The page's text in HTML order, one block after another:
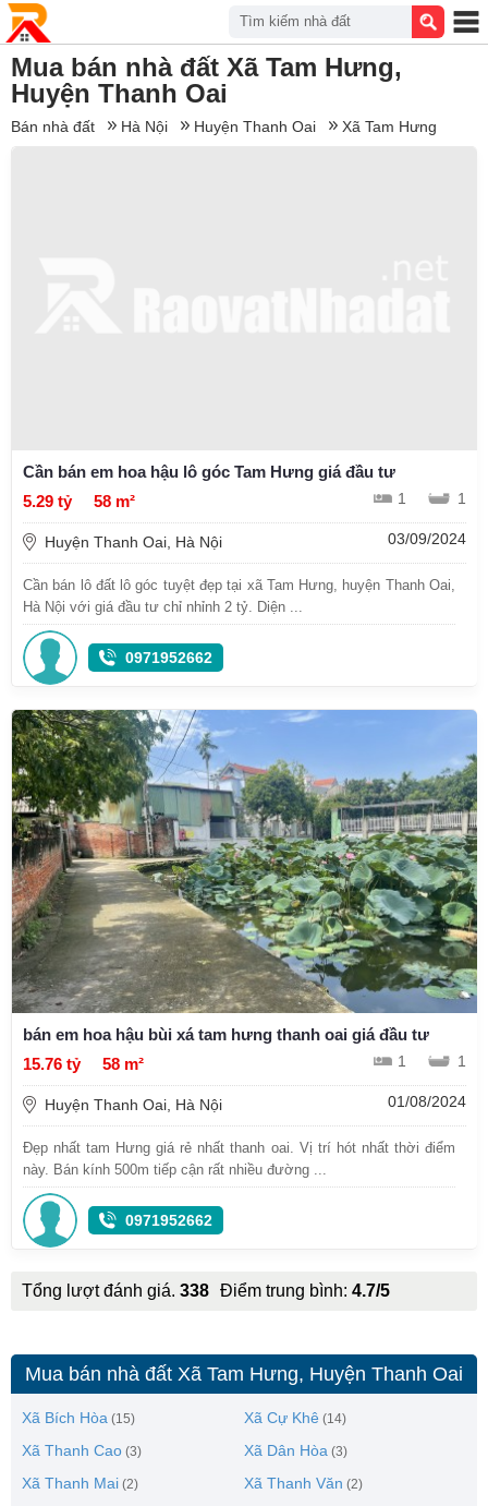
Mua bán nhà đất Xã Tam Hưng,
Huyện Thanh Oai
Bán nhà đất Hà Nội Huyện Thanh Oai Xã Tam Hưng
Cần bán em hoa hậu lô góc Tam Hưng giá đầu tư
5.29 tỷ
58 m² 1 1
Huyện Thanh Oai, Hà Nội 03/09/2024
Cần bán lô đất lô góc tuyệt đẹp tại xã Tam Hưng, huyện Thanh Oai,
Hà Nội với giá đầu tư chỉ nhỉnh 2 tỷ. Diện ...
0971952662
bán em hoa hậu bùi xá tam hưng thanh oai giá đầu tư
15.76 tỷ
58 m² 1 1
Huyện Thanh Oai, Hà Nội 01/08/2024
Đẹp nhất tam Hưng giá rẻ nhất thanh oai. Vị trí hót nhất thời điểm
này. Bán kính 500m tiếp cận rất nhiều đường ...
0971952662
Tổng lượt đánh giá. 338 Điểm trung bình: 4.7/5
Mua bán nhà đất Xã Tam Hưng, Huyện Thanh Oai
Xã Bích Hòa (15) Xã Cự Khê (14)
Xã Thanh Cao (3) Xã Dân Hòa (3)
Xã Thanh Mai (2) Xã Thanh Văn (2)
Tìm kiếm nhà đất